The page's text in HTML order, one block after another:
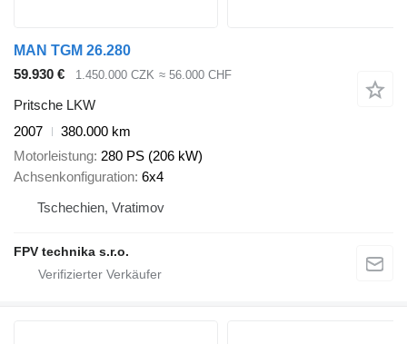
MAN TGM 26.280
59.930 €
1.450.000 CZK ≈ 56.000 CHF
Pritsche LKW
2007
380.000 km
Motorleistung 280 PS (206 kW)
Achsenkonfiguration 6x4
Tschechien, Vratimov
FPV technika s.r.o.